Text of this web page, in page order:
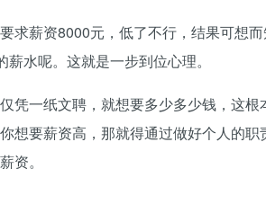
求薪资8000元，低了不行，结果可想
水呢。这就是一步到位心理。
凭一纸文聘，就想要多少多少钱，这
想要薪资高，那就得通过做好个人的
资。